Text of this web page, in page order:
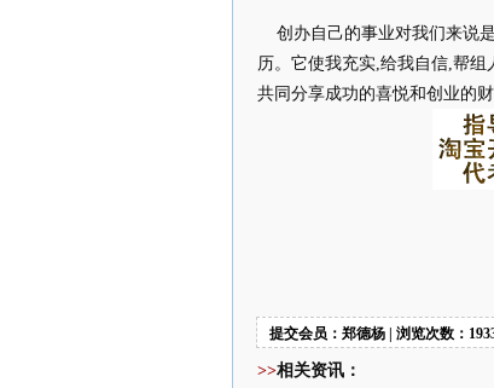
创办自己的事业对我们来说
历。它使我充实,给我自信,帮
共同分享成功的喜悦和创业的财
提交会员：郑德杨 | 浏览次数：
>>相关资讯：